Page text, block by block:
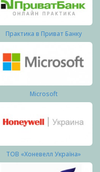
Практика в Приват Банку
Microsoft
ТОВ «Хоневелл Україна»